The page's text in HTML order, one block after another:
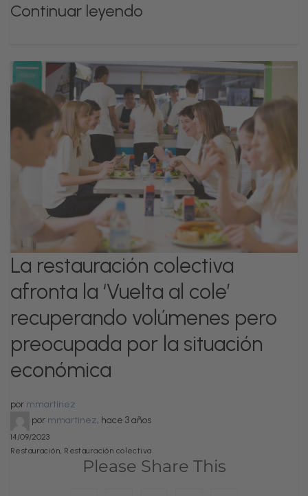
Continuar leyendo
La restauración colectiva
afronta la ‘Vuelta al cole’
recuperando volúmenes pero
preocupada por la situación
económica
por mmartinez
por mmartinez, hace 3 años
14/09/2023
Restauración, Restauración colectiva
Please Share This